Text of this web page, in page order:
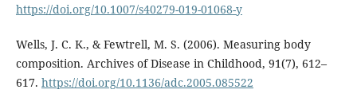
https://doi.org/10.1007/s40279-019-01068-y
Wells, J. C. K., & Fewtrell, M. S. (2006). Measuring body
composition. Archives of Disease in Childhood, 91(7), 612–
617. https://doi.org/10.1136/adc.2005.085522